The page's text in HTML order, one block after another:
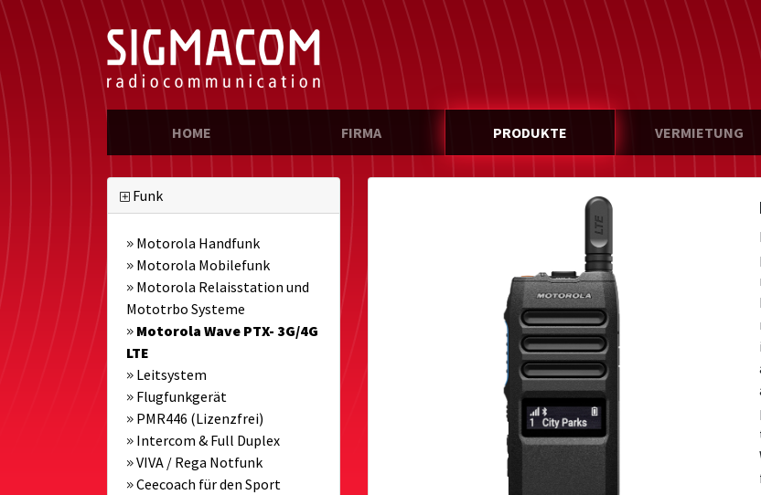
HOME FIRMA PRODUKTE VERMIETUNG
Funk
Motorola Handfunk
Motorola Mobilefunk
Motorola Relaisstation und
Mototrbo Systeme
Motorola Wave PTX- 3G/4G
LTE
Leitsystem
Flugfunkgerät
PMR446 (Lizenzfrei)
Intercom & Full Duplex
VIVA / Rega Notfunk
Ceecoach für den Sport